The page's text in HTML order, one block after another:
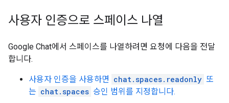
사용자 인증으로 스페이스 나열
Google Chat에서 스페이스를 나열하려면 요청에 다음을 전달
합니다.
사용자 인증을 사용하면 chat.spaces.readonly 또
는 chat.spaces 승인 범위를 지정합니다.